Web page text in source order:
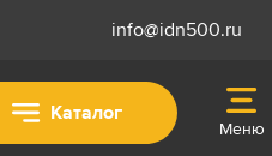
info@idn500.ru
Каталог
Меню